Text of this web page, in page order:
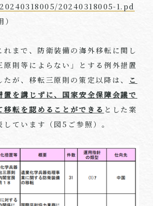
20240318005-1.pd
れまで、防衛装備の海外移転に関し
原則等によらない」とする例外措置
たが、移転三原則の策定以降は、
こ
置を講じずに、国家安全保障会議で
移転を認めることができる とした案
しています（図5 ご参照）。